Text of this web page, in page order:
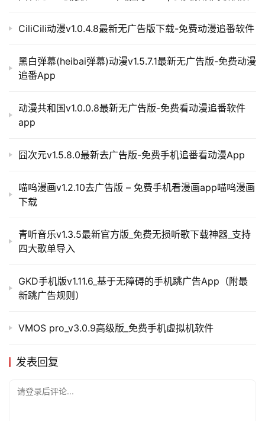
CiliCili动漫v1.0.4.8最新无广告版下载-免费动漫追番软件
黑白弹幕(heibai弹幕)动漫v1.5.7.1最新无广告版-免费动漫
追番App
动漫共和国v1.0.0.8最新无广告版-免费看动漫追番软件
app
囧次元v1.5.8.0最新去广告版-免费手机追番看动漫App
喵呜漫画v1.2.10去广告版 – 免费手机看漫画app喵呜漫画
下载
青听音乐v1.3.5最新官方版_免费无损听歌下载神器_支持
四大歌单导入
GKD手机版v1.11.6_基于无障碍的手机跳广告App（附最
新跳广告规则）
VMOS pro_v3.0.9高级版_免费手机虚拟机软件
发表回复
请登录后评论...